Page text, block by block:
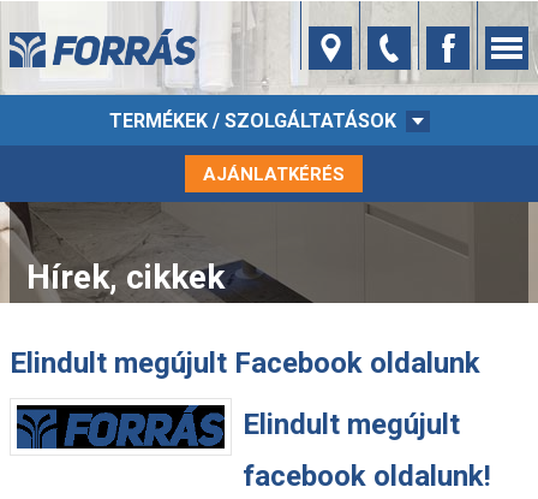
TERMÉKEK / SZOLGÁLTATÁSOK
AJÁNLATKÉRÉS
Hírek, cikkek
Elindult megújult Facebook oldalunk
Elindult megújult
facebook oldalunk!